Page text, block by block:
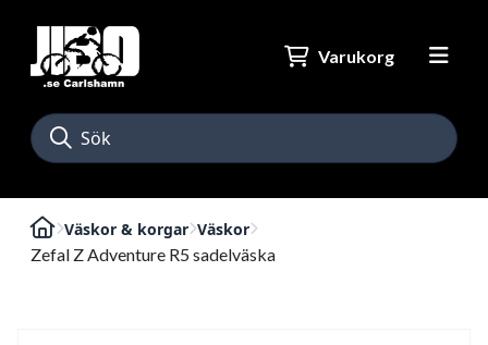
Varukorg
Väskor & korgar Väskor
Zefal Z Adventure R5 sadelväska